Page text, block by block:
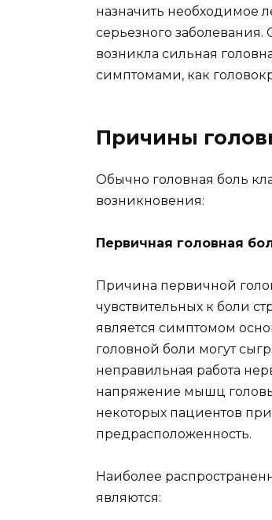
назначить необходимое
серьезного заболевания.
возникла сильная
симптомами, как
Причины
Обычно головная боль
возникновения:
Первичная головная
Причина первичной
чувствительных к боли
является симптомом
головной боли могут
неправильная работа
напряжение мышц
некоторых пациентов
предрасположенность.
Наиболее
являются: